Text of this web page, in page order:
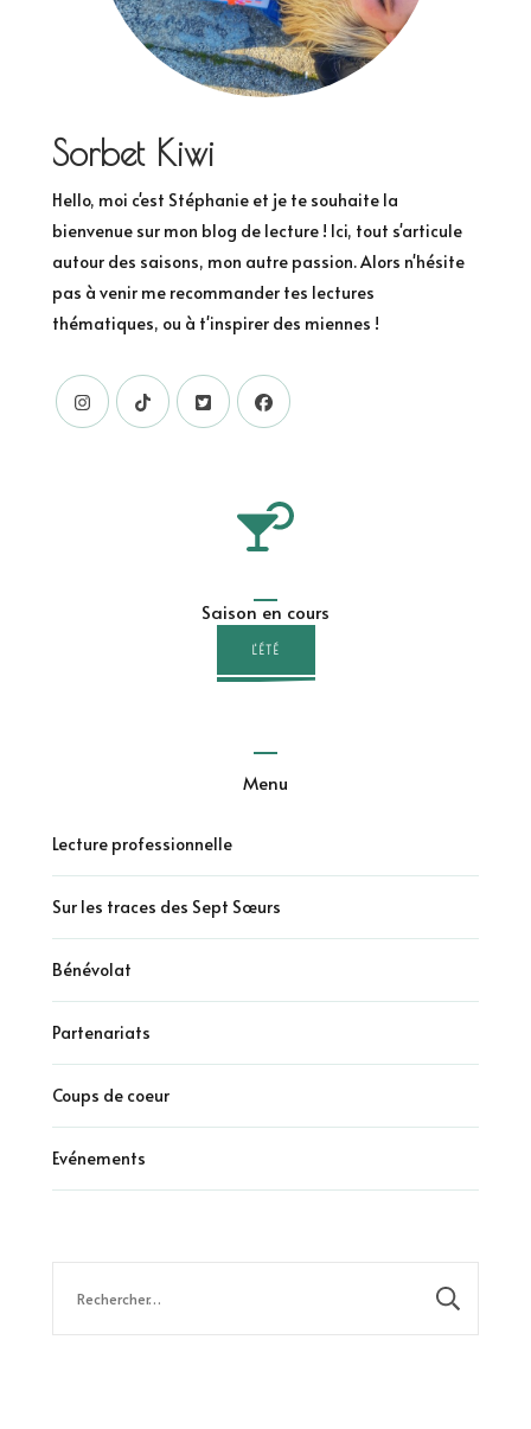
Sorbet Kiwi
Hello, moi c'est Stéphanie et je te souhaite la
bienvenue sur mon blog de lecture ! Ici, tout s'articule
autour des saisons, mon autre passion. Alors n'hésite
pas à venir me recommander tes lectures
thématiques, ou à t'inspirer des miennes !
Saison en cours
L'ÉTÉ
Menu
Lecture professionnelle
Sur les traces des Sept Sœurs
Bénévolat
Partenariats
Coups de coeur
Evénements